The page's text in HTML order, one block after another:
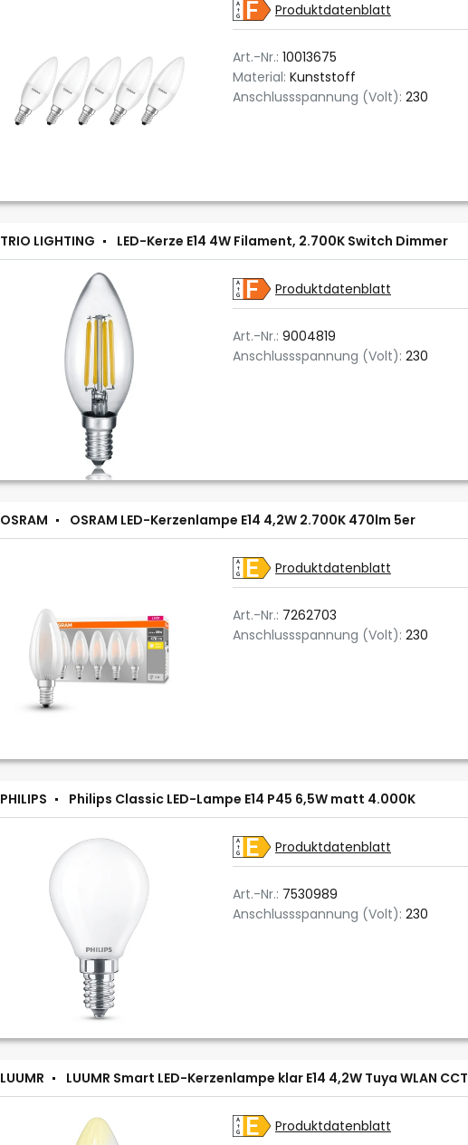
Produktdatenblatt
Art.-Nr.: 10013675
Material: Kunststoff
Anschlussspannung (Volt): 230
TRIO LIGHTING LED-Kerze E14 4W Filament, 2.700K Switch Dimmer
Produktdatenblatt
Art.-Nr.: 9004819
Anschlussspannung (Volt): 230
OSRAM OSRAM LED-Kerzenlampe E14 4,2W 2.700K 470lm 5er
Produktdatenblatt
Art.-Nr.: 7262703
Anschlussspannung (Volt): 230
PHILIPS Philips Classic LED-Lampe E14 P45 6,5W matt 4.000K
Produktdatenblatt
Art.-Nr.: 7530989
Anschlussspannung (Volt): 230
LUUMR LUUMR Smart LED-Kerzenlampe klar E14 4,2W Tuya WLAN CCT
Produktdatenblatt